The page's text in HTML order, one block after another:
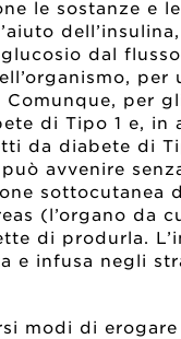
le sostanze e
dell’insulina,
dal
per
Comunque, per
di Tipo 1 e, in
da diabete di
avvenire
sottocutanea
(l’organo da
di produrla.
e infusa negli
modi di erogare